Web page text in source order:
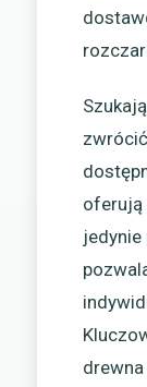
oferują
jedynie